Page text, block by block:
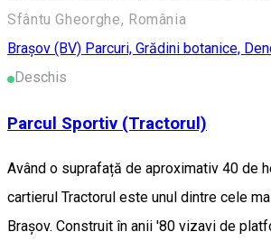
Sfântu Gheorghe, România
Braşov (BV) Parcuri, Grădini botanice,
Deschis
Parcul Sportiv (Tractorul)
Având o suprafață de aproximativ 40 de
cartierul Tractorul este unul dintre cele
Brașov. Construit în anii '80 vizavi de